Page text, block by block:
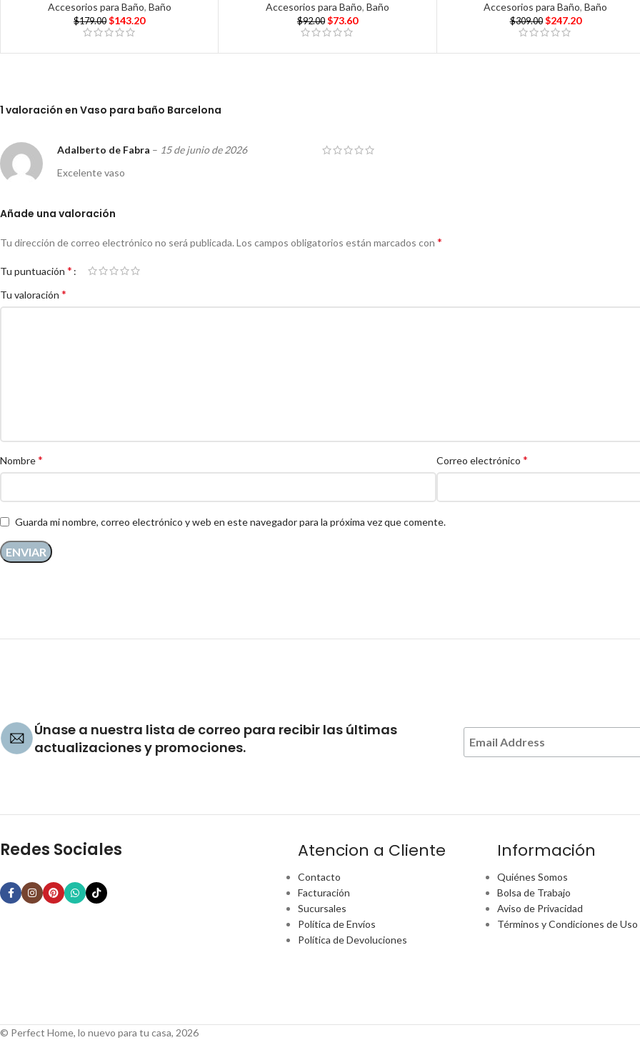
Accesorios para Baño, Baño
$179.00 $143.20
Accesorios para Baño, Baño
$92.00 $73.60
Accesorios para Baño,Baño
$309.00 $247.20
1 valoración en Vaso para baño Barcelona
Adalberto de Fabra – 15 de junio de 2026
Excelente vaso
Añade una valoración
Tu dirección de correo electrónico no será publicada. Los campos obligatorios están marcados con *
Tu puntuación *
Tu valoración *
Nombre* Correo electrónico *
Guarda mi nombre, correo electrónico y web en este navegador para la próxima vez que comente.
Únase a nuestra lista de correo para recibir las últimas
actualizaciones y promociones.
Redes Sociales Atencion a Cliente
Contacto
Facturación
Sucursales
Política de Envíos
Política de Devoluciones
Información
Quiénes Somos
Bolsa de Trabajo
Aviso de Privacidad
Términos y Condiciones de Uso
© Perfect Home, lo nuevo para tu casa, 2026